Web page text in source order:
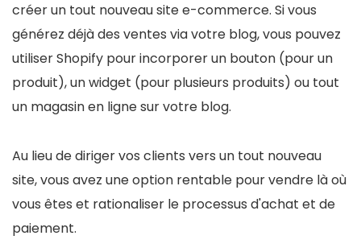
créer un tout nouveau site e-commerce. Si vous
générez déjà des ventes via votre blog, vous pouvez
utiliser Shopify pour incorporer un bouton (pour un
produit), un widget (pour plusieurs produits) ou tout
un magasin en ligne sur votre blog.
Au lieu de diriger vos clients vers un tout nouveau
site, vous avez une option rentable pour vendre là où
vous êtes et rationaliser le processus d'achat et de
paiement.